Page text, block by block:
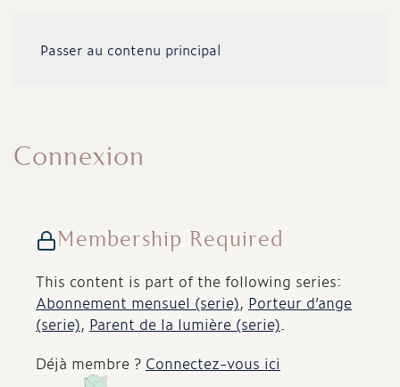
Passer au contenu principal
Connexion
Membership Required
This content is part of the following series:
Abonnement mensuel (serie), Porteur d’ange
(serie), Parent de la lumière (serie).
Déjà membre ? Connectez-vous ici